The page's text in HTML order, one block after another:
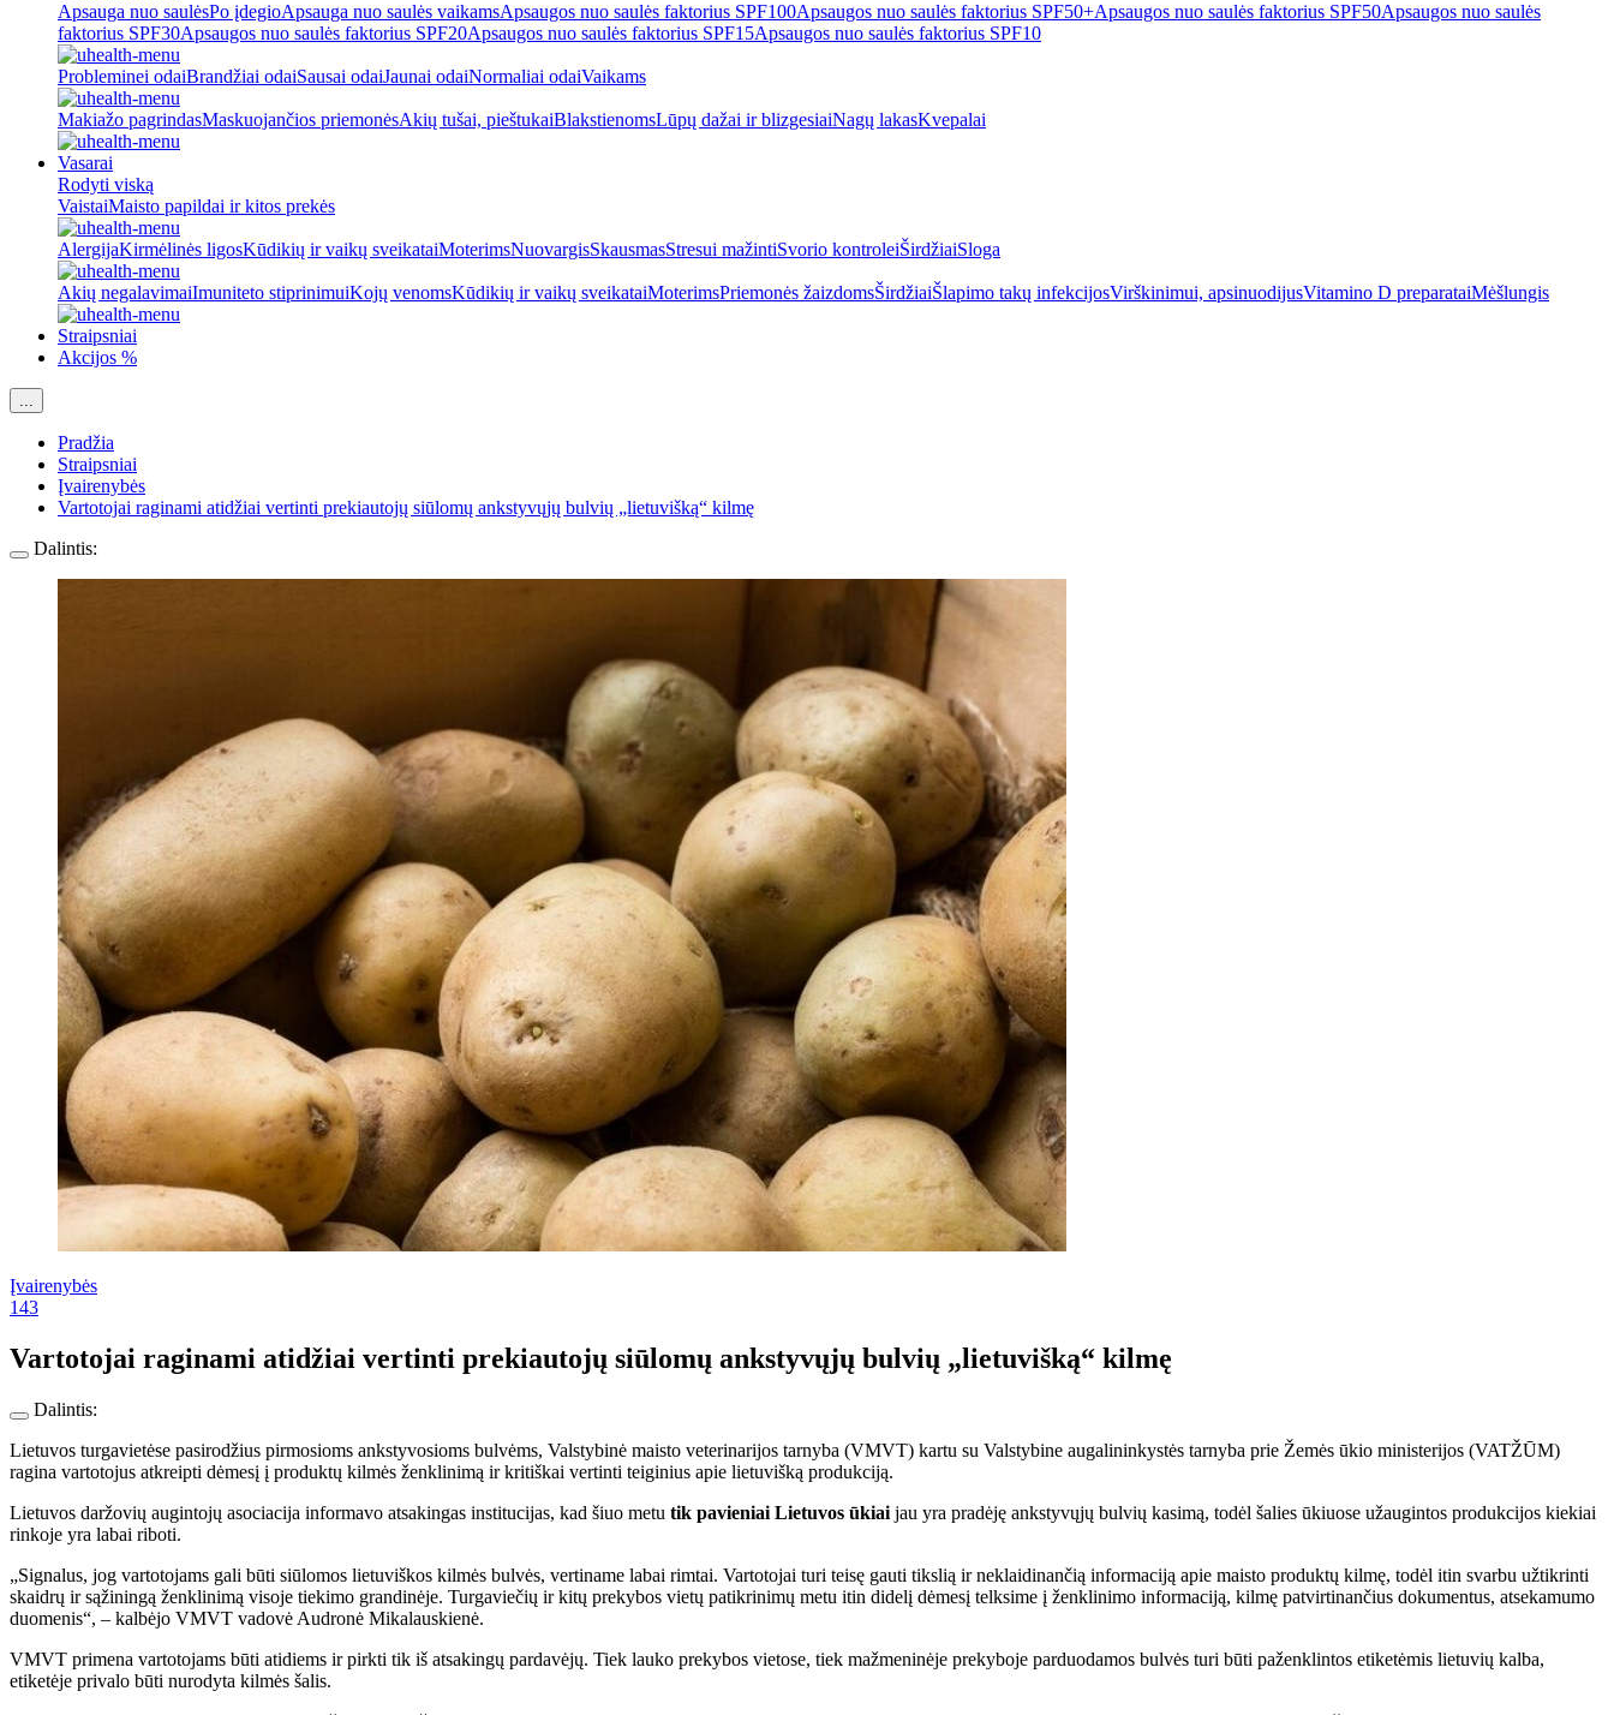
Apsauga nuo saulėsPo įdegioApsauga nuo saulės vaikamsApsaugos nuo saulės faktorius SPF100Apsaugos nuo saulės faktorius SPF50+Apsaugos nuo saulės faktorius SPF50Apsaugos nuo saulės
faktorius SPF30Apsaugos nuo saulės faktorius SPF20Apsaugos nuo saulės faktorius SPF15Apsaugos nuo saulės faktorius SPF10
Probleminei odaiBrandžiai odaiSausai odaiJaunai odaiNormaliai odaiVaikams
Makiažo pagrindasMaskuojančios priemonėsAkių tušai, pieštukaiBlakstienomsLūpų dažai ir blizgesiaiNagų lakasKvepalai
Vasarai
Rodyti viską
VaistaiMaisto papildai ir kitos prekės
AlergijaKirmėlinės ligosKūdikių ir vaikų sveikataiMoterimsNuovargisSkausmasStresui mažintiSvorio kontroleiŠirdžiaiSloga
Akių negalavimaiImuniteto stiprinimuiKojų venomsKūdikių ir vaikų sveikataiMoterimsPriemonės žaizdomsŠirdžiaiŠlapimo takų infekcijosVirškinimui, apsinuodijusVitamino D preparataiMėšlungis
Straipsniai
Akcijos %
...
Pradžia
Straipsniai
Įvairenybės
Vartotojai raginami atidžiai vertinti prekiautojų siūlomų ankstyvųjų bulvių „lietuvišką“ kilmę
Dalintis:
Įvairenybės
143
Vartotojai raginami atidžiai vertinti prekiautojų siūlomų ankstyvųjų bulvių „lietuvišką“ kilmę
Dalintis:
Lietuvos turgavietėse pasirodžius pirmosioms ankstyvosioms bulvėms, Valstybinė maisto veterinarijos tarnyba (VMVT) kartu su Valstybine augalininkystės tarnyba prie Žemės ūkio ministerijos (VATŽŪM)
ragina vartotojus atkreipti dėmesį į produktų kilmės ženklinimą ir kritiškai vertinti teiginius apie lietuvišką produkciją.
Lietuvos daržovių augintojų asociacija informavo atsakingas institucijas, kad šiuo metu tik pavieniai Lietuvos ūkiai jau yra pradėję ankstyvųjų bulvių kasimą, todėl šalies ūkiuose užaugintos produkcijos kiekiai
rinkoje yra labai riboti.
„Signalus, jog vartotojams gali būti siūlomos lietuviškos kilmės bulvės, vertiname labai rimtai. Vartotojai turi teisę gauti tikslią ir neklaidinančią informaciją apie maisto produktų kilmę, todėl itin svarbu užtikrinti
skaidrų ir sąžiningą ženklinimą visoje tiekimo grandinėje. Turgaviečių ir kitų prekybos vietų patikrinimų metu itin didelį dėmesį telksime į ženklinimo informaciją, kilmę patvirtinančius dokumentus, atsekamumo
duomenis“, – kalbėjo VMVT vadovė Audronė Mikalauskienė.
VMVT primena vartotojams būti atidiems ir pirkti tik iš atsakingų pardavėjų. Tiek lauko prekybos vietose, tiek mažmeninėje prekyboje parduodamos bulvės turi būti paženklintos etiketėmis lietuvių kalba,
etiketėje privalo būti nurodyta kilmės šalis.